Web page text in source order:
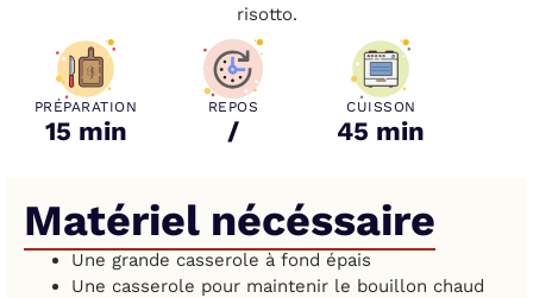
risotto.
PRÉPARATION
15 min
REPOS
/
CUISSON
45 min
Matériel nécéssaire
Une grande casserole à fond épais
Une casserole pour maintenir le bouillon chaud